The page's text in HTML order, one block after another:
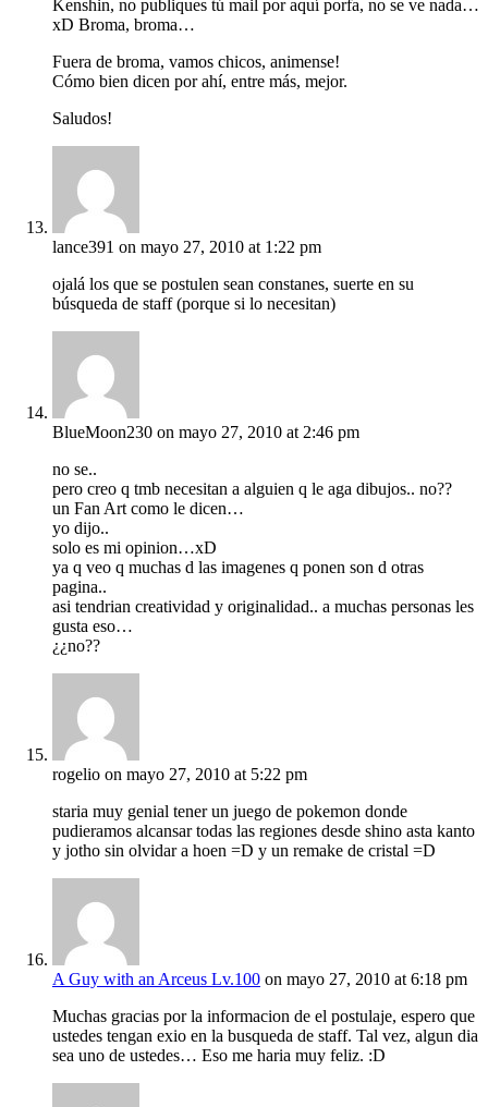
Kenshin, no publiques tú mail por aquí porfa, no se ve nada…
xD Broma, broma…
Fuera de broma, vamos chicos, animense!
Cómo bien dicen por ahí, entre más, mejor.
Saludos!
lance391 on mayo 27, 2010 at 1:22 pm
ojalá los que se postulen sean constanes, suerte en su
búsqueda de staff (porque si lo necesitan)
BlueMoon230 on mayo 27, 2010 at 2:46 pm
no se..
pero creo q tmb necesitan a alguien q le aga dibujos.. no??
un Fan Art como le dicen…
yo dijo..
solo es mi opinion…xD
ya q veo q muchas d las imagenes q ponen son d otras
pagina..
asi tendrian creatividad y originalidad.. a muchas personas les
gusta eso…
¿¿no??
rogelio on mayo 27, 2010 at 5:22 pm
staria muy genial tener un juego de pokemon donde
pudieramos alcansar todas las regiones desde shino asta kanto
y jotho sin olvidar a hoen =D y un remake de cristal =D
A Guy with an Arceus Lv.100 on mayo 27, 2010 at 6:18 pm
Muchas gracias por la informacion de el postulaje, espero que
ustedes tengan exio en la busqueda de staff. Tal vez, algun dia
sea uno de ustedes… Eso me haria muy feliz. :D